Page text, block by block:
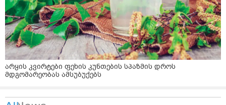
არყის კვირტები ფეხის კუნთების სპაზმის დროს
მდგომარეობას ამსუბუქებს